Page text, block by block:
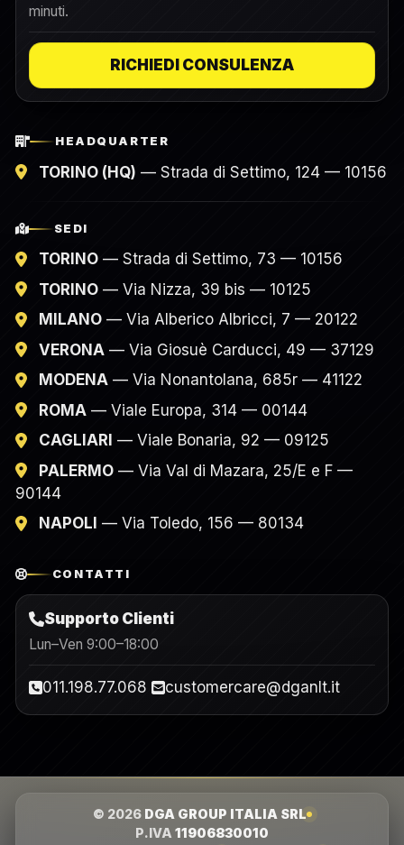
minuti.
RICHIEDI CONSULENZA
HEADQUARTER
TORINO (HQ) — Strada di Settimo, 124 — 10156
SEDI
TORINO — Strada di Settimo, 73 — 10156
TORINO — Via Nizza, 39 bis — 10125
MILANO — Via Alberico Albricci, 7 — 20122
VERONA — Via Giosuè Carducci, 49 — 37129
MODENA — Via Nonantolana, 685r — 41122
ROMA — Viale Europa, 314 — 00144
CAGLIARI — Viale Bonaria, 92 — 09125
PALERMO — Via Val di Mazara, 25/E e F —
90144
NAPOLI — Via Toledo, 156 — 80134
CONTATTI
Supporto Clienti
Lun–Ven 9:00–18:00
011.198.77.068 customercare@dganlt.it
© 2026 DGA GROUP ITALIA SRL
P.IVA 11906830010